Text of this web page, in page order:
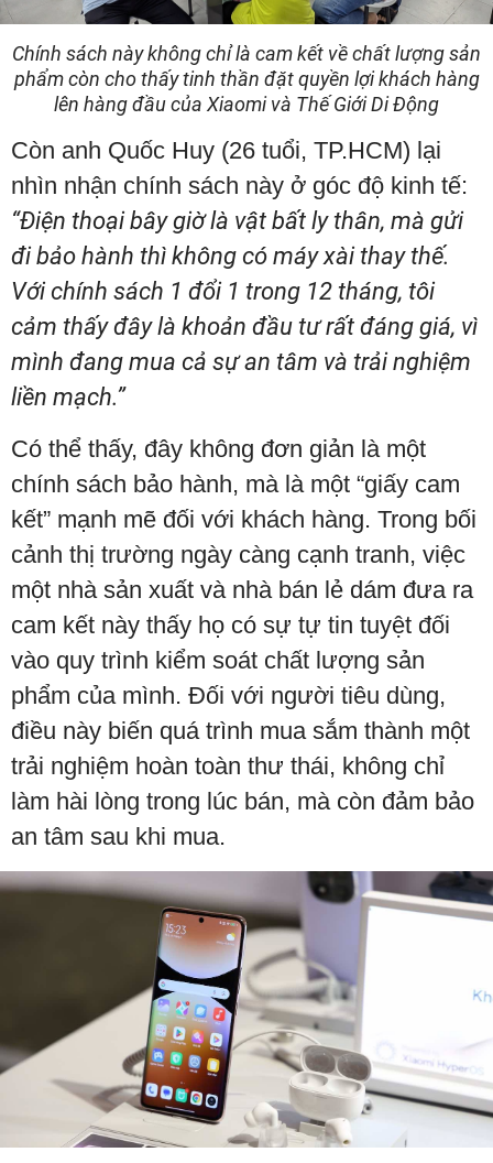
Chính sách này không chỉ là cam kết về chất lượng sản
phẩm còn cho thấy tinh thần đặt quyền lợi khách hàng
lên hàng đầu của Xiaomi và Thế Giới Di Động
Còn anh Quốc Huy (26 tuổi, TP.HCM) lại
nhìn nhận chính sách này ở góc độ kinh tế:
“Điện thoại bây giờ là vật bất ly thân, mà gửi
đi bảo hành thì không có máy xài thay thế.
Với chính sách 1 đổi 1 trong 12 tháng, tôi
cảm thấy đây là khoản đầu tư rất đáng giá, vì
mình đang mua cả sự an tâm và trải nghiệm
liền mạch.”
Có thể thấy, đây không đơn giản là một
chính sách bảo hành, mà là một “giấy cam
kết” mạnh mẽ đối với khách hàng. Trong bối
cảnh thị trường ngày càng cạnh tranh, việc
một nhà sản xuất và nhà bán lẻ dám đưa ra
cam kết này thấy họ có sự tự tin tuyệt đối
vào quy trình kiểm soát chất lượng sản
phẩm của mình. Đối với người tiêu dùng,
điều này biến quá trình mua sắm thành một
trải nghiệm hoàn toàn thư thái, không chỉ
làm hài lòng trong lúc bán, mà còn đảm bảo
an tâm sau khi mua.